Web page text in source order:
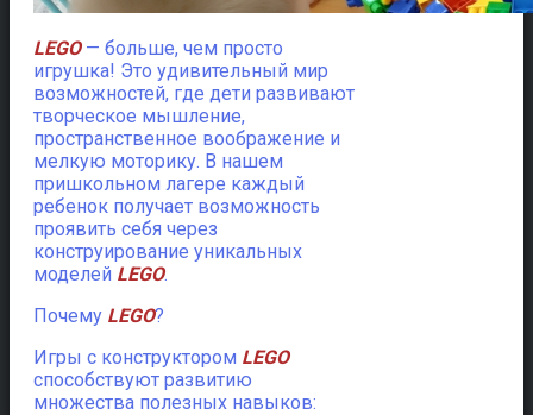
LEGO— больше, чем просто
игрушка! Это удивительный мир
возможностей, где дети развивают
творческое мышление,
пространственное воображение и
мелкую моторику. В нашем
пришкольном лагере каждый
ребенок получает возможность
проявить себя через
конструирование уникальных
моделей LEGO.
Почему LEGO?
Игры с конструктором LEGO
способствуют развитию
множества полезных навыков: